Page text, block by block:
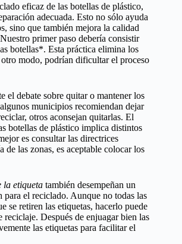
eficaz de las botellas de plástico,
adecuada. Esto no sólo ayuda
sino que también mejora la calidad
primer paso debería consistir
botellas*. Esta práctica elimina los
modo, podrían dificultar el proceso
el debate sobre quitar o mantener los
municipios recomiendan dejar
otros aconsejan quitarlas. El
botellas de plástico implica distintos
es consultar las directrices
de las zonas, es aceptable colocar los
la etiqueta también desempeñan un
para el reciclado. Aunque no todas las
se retiren las etiquetas, hacerlo puede
reciclaje. Después de enjuagar bien las
las etiquetas para facilitar el